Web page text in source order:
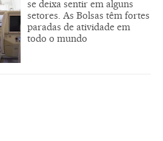
se deixa sentir em alguns
setores. As Bolsas têm fortes
paradas de atividade em
todo o mundo